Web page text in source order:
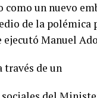
un nuevo
de la
ejecutó Manuel
través de un